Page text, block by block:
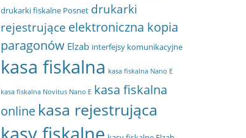
drukarki fiskalne Posnet drukarki
rejestrujące elektroniczna kopia
paragonów Elzab interfejsy komunikacyjne
kasa fiskalna kasa fiskalna Nano E
kasa fiskalna Novitus Nano E kasa fiskalna
online kasa rejestrująca